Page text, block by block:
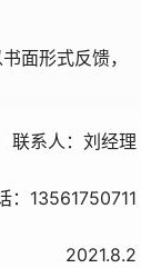
面形式反馈，
联系人：刘经理
：13561750711